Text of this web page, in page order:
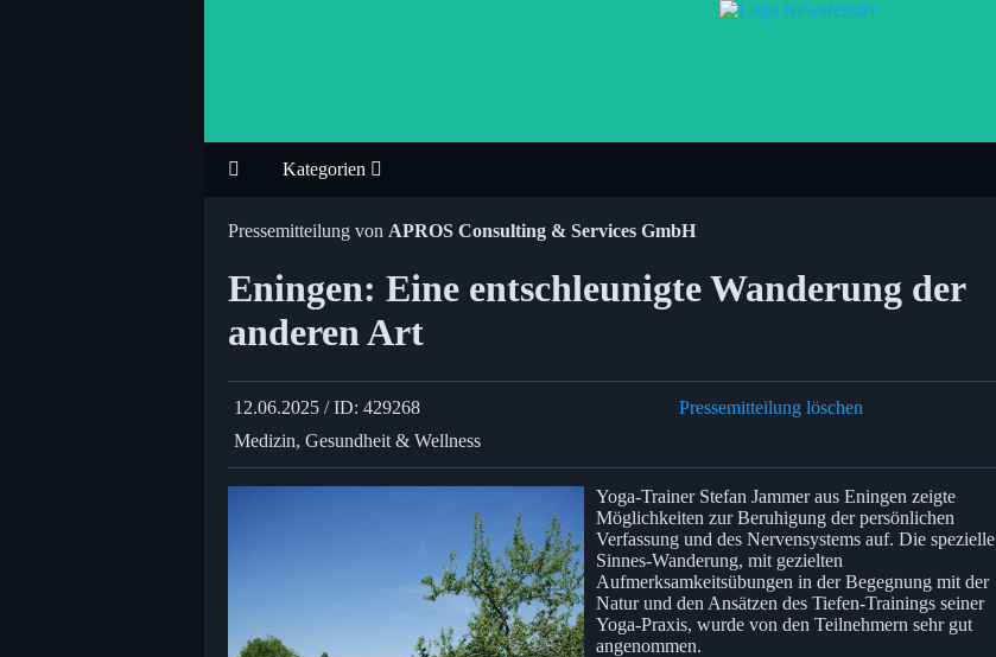
Kategorien
Pressemitteilung von APROS Consulting & Services GmbH
Eningen: Eine entschleunigte Wanderung der
anderen Art
12.06.2025 / ID: 429268
Pressemitteilung löschen
Medizin, Gesundheit & Wellness
Yoga-Trainer Stefan Jammer aus Eningen zeigte
Möglichkeiten zur Beruhigung der persönlichen
Verfassung und des Nervensystems auf. Die spezielle
Sinnes-Wanderung, mit gezielten
Aufmerksamkeitsübungen in der Begegnung mit der
Natur und den Ansätzen des Tiefen-Trainings seiner
Yoga-Praxis, wurde von den Teilnehmern sehr gut
angenommen.